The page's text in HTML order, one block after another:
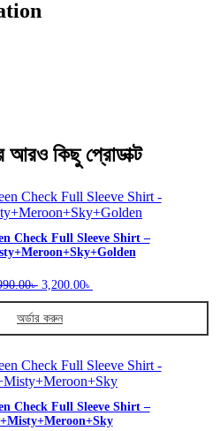
আরও কিছু প্রোডাক্ট
Check Full Sleeve Shirt –
৳ Original
price
was:
3,990.00৳ .
3,200.00৳
price
3,200.00৳ .
অর্ডার করুন
product
has
multiple
variants.
The
Check Full Sleeve Shirt –